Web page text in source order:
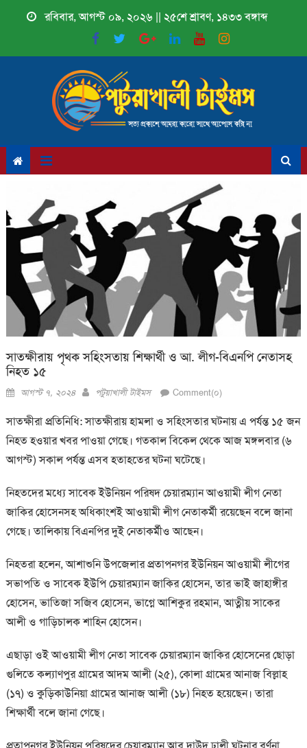
রবিবার, আগস্ট ০৯, ২০২৬ || ২৫শে শ্রাবণ, ১৪৩৩ বঙ্গাব্দ
সাতক্ষীরায় পৃথক সহিংসতায় শিক্ষার্থী ও আ. লীগ-বিএনপি নেতাসহ
নিহত ১৫
Posted
আগস্ট ৭, ২০২৪ Author
পটুয়াখালী টাইমস Comment(০)
সাতক্ষীরা প্রতিনিধি:সাতক্ষীরায় হামলা ও সহিংসতার ঘটনায় এ পর্যন্ত ১৫ জন
নিহত হওয়ার খবর পাওয়া গেছে। গতকাল বিকেল থেকে আজ মঙ্গলবার (৬
আগস্ট) সকাল পর্যন্ত এসব হতাহতের ঘটনা ঘটেছে।
নিহতদের মধ্যে সাবেক ইউনিয়ন পরিষদ চেয়ারম্যান আওয়ামী লীগ নেতা
জাকির হোসেনসহ অধিকাংশই আওয়ামী লীগ নেতাকর্মী রয়েছেন বলে জানা
গেছে। তালিকায় বিএনপির দুই নেতাকর্মীও আছেন।
নিহতরা হলেন, আশাশুনি উপজেলার প্রতাপনগর ইউনিয়ন আওয়ামী লীগের
সভাপতি ও সাবেক ইউপি চেয়ারম্যান জাকির হোসেন, তার ভাই জাহাঙ্গীর
হোসেন, ভাতিজা সজিব হোসেন, ভাগ্নে আশিকুর রহমান, আত্নীয় সাকের
আলী ও গাড়িচালক শাহিন হোসেন।
এছাড়া ওই আওয়ামী লীগ নেতা সাবেক চেয়ারম্যান জাকির হোসেনের ছোড়া
গুলিতে কল্যাণপুর গ্রামের আদম আলী (২৫), কোলা গ্রামের আনাজ বিল্লাহ
(১৭) ও কুড়িকাউনিয়া গ্রামের আনাজ আলী (১৮) নিহত হয়েছেন। তারা
শিক্ষার্থী বলে জানা গেছে।